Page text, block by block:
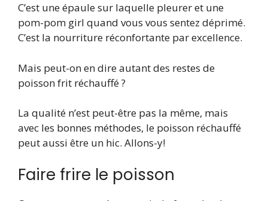
C’est une épaule sur laquelle pleurer et une
pom-pom girl quand vous vous sentez déprimé.
C’est la nourriture réconfortante par excellence.
Mais peut-on en dire autant des restes de
poisson frit réchauffé ?
La qualité n’est peut-être pas la même, mais
avec les bonnes méthodes, le poisson réchauffé
peut aussi être un hic. Allons-y!
Faire frire le poisson